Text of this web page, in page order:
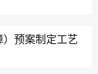
预案制定工艺